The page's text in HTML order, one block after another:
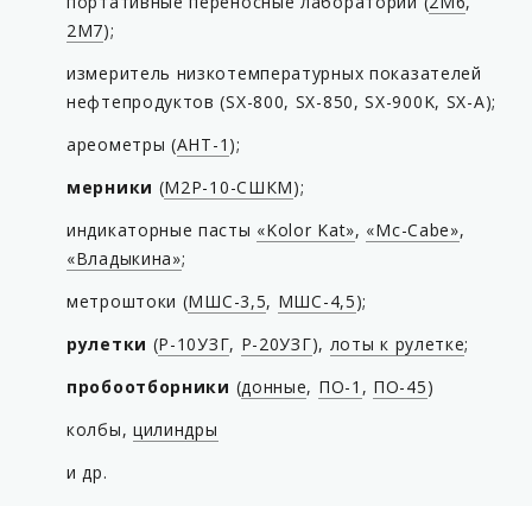
2М7);
измеритель низкотемпературных показателей
нефтепродуктов (SX-800, SX-850, SX-900K, SX-A);
ареометры (АНТ-1 );
мерники (М2Р-10-СШКМ);
индикаторные пасты «Kolor Kat», «Mc-Cabe»,
«Владыкина»;
метроштоки (МШС-3,5, МШС-4,5);
рулетки (Р-10УЗГ, Р-20УЗГ), лоты к рулетке;
пробоотборники (донные, ПО-1 , ПО-45)
колбы, цилиндры
и др.